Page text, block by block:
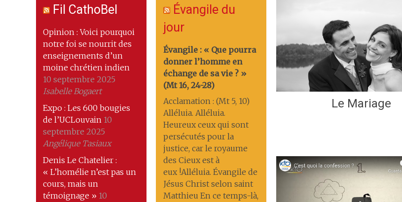
Fil CathoBel
Opinion : Voici pourquoi
notre foi se nourrit des
enseignements d’un
moine chrétien indien
10 septembre 2025
Isabelle Bogaert
Expo : Les 600 bougies
de l’UCLouvain 10
septembre 2025
Angélique Tasiaux
Denis Le Chatelier :
« L’homélie n’est pas un
cours, mais un
témoignage » 10
Évangile du
jour
Évangile : « Que pourra
donner l’homme en
échange de sa vie ? »
(Mt 16, 24-28)
Acclamation : (Mt 5, 10)
Alléluia. Alléluia.
Heureux ceux qui sont
persécutés pour la
justice, car le royaume
des Cieux est à
eux !Alléluia. Évangile de
Jésus Christ selon saint
Matthieu En ce temps-là,
Le Mariage